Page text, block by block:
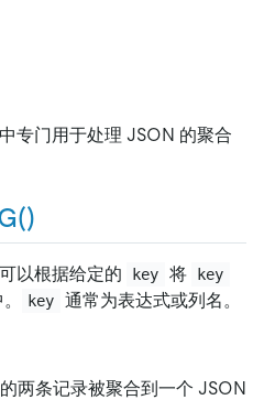
中专门用于处理 JSON 的聚合
以根据给定的 key 将 key
key 通常为表达式或列名。
两条记录被聚合到一个 JSON